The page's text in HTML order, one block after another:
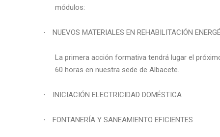
módulos:
· NUEVOS MATERIALES EN REHABILITACIÓN
La primera acción formativa tendrá lugar el
60 horas en nuestra sede de Albacete.
· INICIACIÓN ELECTRICIDAD DOMÉSTICA
· FONTANERÍA Y SANEAMIENTO EFICIENTES